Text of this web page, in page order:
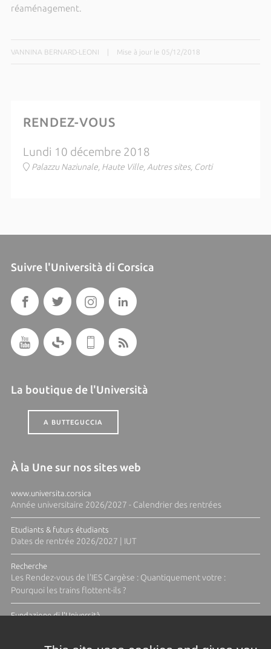
réaménagement.
VANNINA BERNARD-LEONI Mise à jour le 05/12/2018
RENDEZ-VOUS
Lundi 10 décembre 2018
Palazzu Naziunale, Haute Ville, Autres sites, Corti
Suivre l'Università di Corsica
La boutique de l'Università
A BUTTEGUCCIA
À la Une sur nos sites web
www.universita.corsica
Année universitaire 2026/2027 - Calendrier des rentrées
Etudiants & futurs étudiants
Dates de rentrée 2026/2027 | IUT
Recherche
Les Rendez-vous de l'IES Cargèse : Quantiquement votre :
Pourquoi les trains flottent-ils ?
Fundazione di l'Università